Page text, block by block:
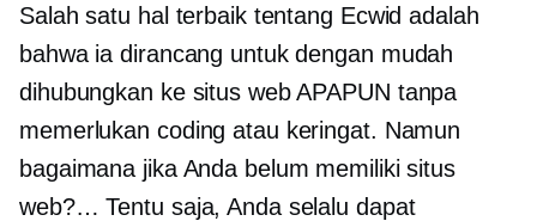
Salah satu hal terbaik tentang Ecwid adalah
bahwa ia dirancang untuk dengan mudah
dihubungkan ke situs web APAPUN tanpa
memerlukan coding atau keringat. Namun
bagaimana jika Anda belum memiliki situs
web?… Tentu saja, Anda selalu dapat